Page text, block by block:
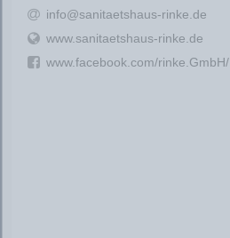
info@sanitaetshaus-rinke.de
www.sanitaetshaus-rinke.de
www.facebook.com/rinke.GmbH/